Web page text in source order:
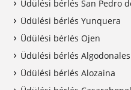
Üdülési bérlés San Pedro
Üdülési bérlés Yunquera
Üdülési bérlés Ojen
Üdülési bérlés Algodonales
Üdülési bérlés Alozaina